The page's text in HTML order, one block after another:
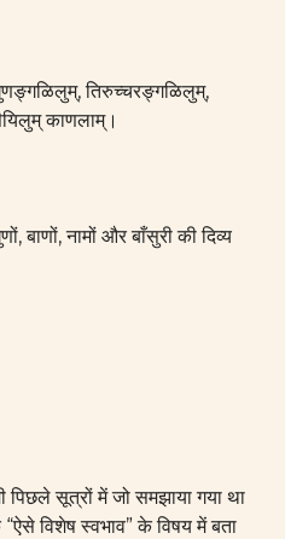
तिरुच्चरङ्गळिलुम्,
काणलाम्।
बाणों, नामों और बाँसुरी की दिव्य
पिछले सूत्रों में जो समझाया गया था
विशेष स्वभाव” के विषय में बता